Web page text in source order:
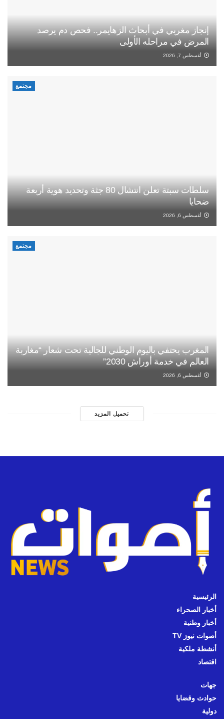
إنجاز مغربي في أبحاث الزهايمر.. فحص دم يرصد
المرض في مراحله الأولى
أغسطس 7, 2026
مجتمع
سلطات سبتة تعلن انتشال 80 جثة وتحديد هوية أربعة
ضحايا
أغسطس 6, 2026
مجتمع
المغرب يحتفي باليوم الوطني للجالية تحت شعار “مغاربة
العالم في خدمة أوراش 2030”
أغسطس 6, 2026
تحميل المزيد
الرئيسية
أخبار الصحراء
أخبار وطنية
أصوات نيوز TV
أنشطة ملكية
اقتصاد
جهات
حوادث وقضايا
دولية